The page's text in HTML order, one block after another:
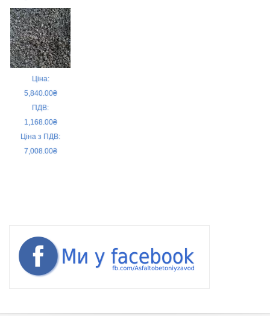
Ціна:
5,840.00₴
ПДВ:
1,168.00₴
Ціна з ПДВ:
7,008.00₴